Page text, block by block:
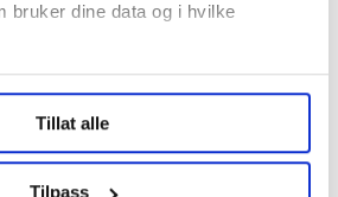
bruker dine data og i hvilke
lese om hvordan dine personlige
du kan velge hvordan de skal
endre eller trekke tilbake ditt
om informasjonskapsler.
Tillat alle
Tilpass